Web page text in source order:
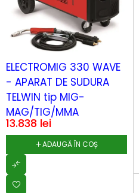
ELECTROMIG 330 WAVE
- APARAT DE SUDURA
TELWIN tip MIG-
MAG/TIG/MMA
13.838 lei
ADAUGĂ ÎN COȘ